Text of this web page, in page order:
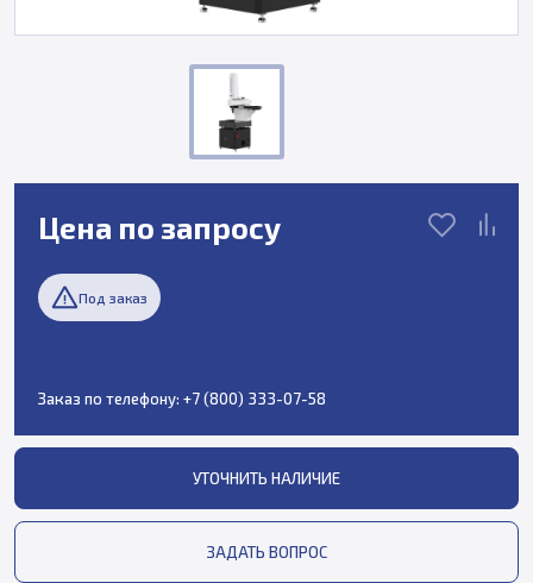
Цена по запросу
Под заказ
Заказ по телефону: +7 (800) 333-07-58
УТОЧНИТЬ НАЛИЧИЕ
ЗАДАТЬ ВОПРОС